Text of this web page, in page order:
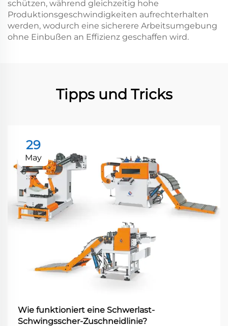
schützen, während gleichzeitig hohe
Produktionsgeschwindigkeiten aufrechterhalten
werden, wodurch eine sicherere Arbeitsumgebung
ohne Einbußen an Effizienz geschaffen wird.
Tipps und Tricks
29
May
Wie funktioniert eine Schwerlast-
Schwingsscher-Zuschneidlinie?